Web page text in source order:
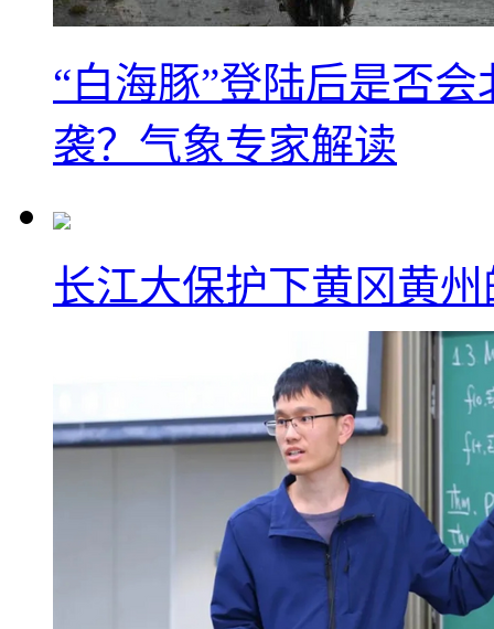
“白海豚”登陆后是否
袭？气象专家解读
长江大保护下黄冈黄